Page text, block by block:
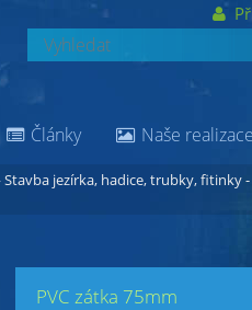
Stavba jezírka, hadice, trubky, fitinky
PVC zátka 75mm
Články Naše realizace